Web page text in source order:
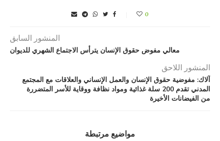
0
المنشور السابق
معالي مفوض حقوق الإنسان يترأس الاجتماع الشهري للديوان
المنشور اللاحق
آلاك: مفوضية حقوق الإنسان والعمل الإنساني والعلاقات مع المجتمع
المدني تقدم 200 سلة غذائية ومواد نظافة ووقاية للأسر المتضررة
من الفيضانات الأخيرة
مواضيع مرتبطة